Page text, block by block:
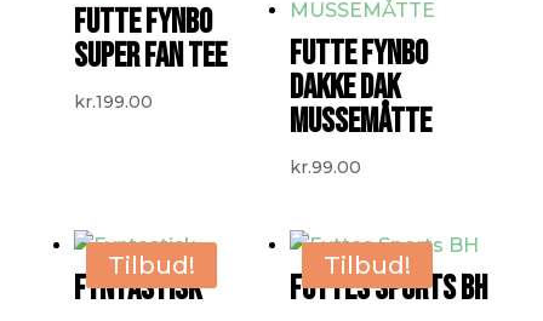
FUTTE FYNBO
SUPER FAN TEE
kr.199.00
FUTTE FYNBO
DAKKE DAK
MUSSEMÅTTE
kr.99.00
Tilbud!
FYNTASTISK
Tilbud!
FUTTES SPORTS BH